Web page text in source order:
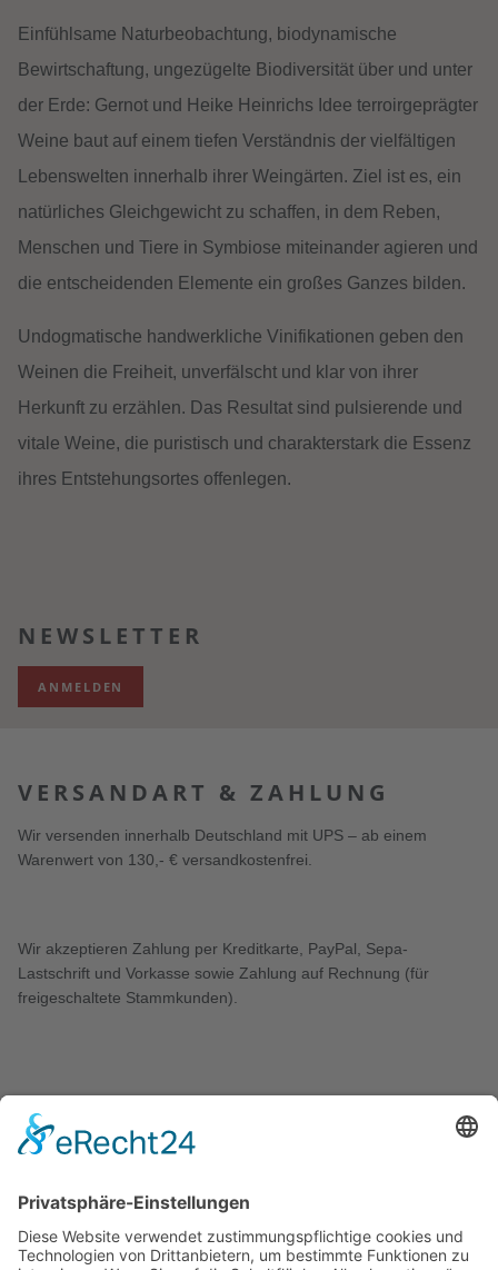
Einfühlsame Naturbeobachtung, biodynamische
Bewirtschaftung, ungezügelte Biodiversität über und unter
der Erde: Gernot und Heike Heinrichs Idee terroirgeprägter
Weine baut auf einem tiefen Verständnis der vielfältigen
Lebenswelten innerhalb ihrer Weingärten. Ziel ist es, ein
natürliches Gleichgewicht zu schaffen, in dem Reben,
Menschen und Tiere in Symbiose miteinander agieren und
die entscheidenden Elemente ein großes Ganzes bilden.
Undogmatische handwerkliche Vinifikationen geben den
Weinen die Freiheit, unverfälscht und klar von ihrer
Herkunft zu erzählen. Das Resultat sind pulsierende und
vitale Weine, die puristisch und charakterstark die Essenz
ihres Entstehungsortes offenlegen.
NEWSLETTER
ANMELDEN
VERSANDART & ZAHLUNG
Wir versenden innerhalb Deutschland mit UPS – ab einem
Warenwert von 130,- € versandkostenfrei.
Wir akzeptieren Zahlung per Kreditkarte, PayPal, Sepa-
Lastschrift und Vorkasse sowie Zahlung auf Rechnung (für
freigeschaltete Stammkunden).
KONTAKT
Daimlerstr. 21
50859 Köln
Telefon: 02234 802701